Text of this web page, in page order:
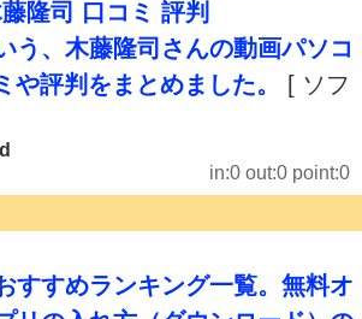
隆司 口コミ 評判
う、木藤隆司さんの動画パソコ
や評判をまとめました。
[ ソフ
in:0 out:0 point:0
すすめランキング一覧。無料オ